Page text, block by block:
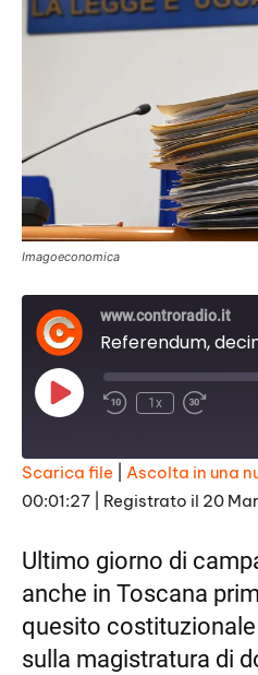
Imagoeconomica
www.controradio.it
Play
Episode
1x
SHARE
LINK
EMBED
Scarica file Ascolta in una
00:01:27
Registrato il 20
Ultimo giorno di
anche in Toscana
quesito
sulla magistratura di